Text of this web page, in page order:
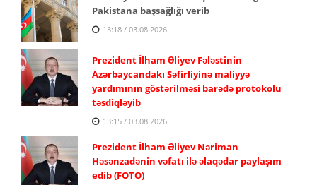
Pakistana başsağlığı verib
13:18 / 03.08.2026
Prezident İlham Əliyev Fələstinin
Azərbaycandakı Səfirliyinə maliyyə
yardımının göstərilməsi barədə protokolu
təsdiqləyib
13:15 / 03.08.2026
Prezident İlham Əliyev Nəriman
Həsənzadənin vəfatı ilə əlaqədar paylaşım
edib (FOTO)